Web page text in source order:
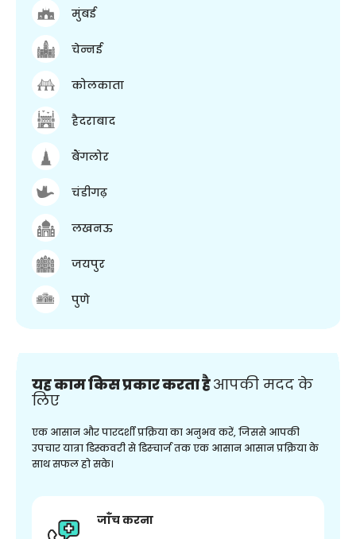
मुंबई
चेन्नई
कोलकाता
हैदराबाद
बैंगलोर
चंडीगढ़
लखनऊ
जयपुर
पुणे
यह काम किस प्रकार करता हैआपकी मदद के
लिए
एक आसान और पारदर्शी प्रक्रिया का अनुभव करें, जिससे आपकी
उपचार यात्रा डिस्कवरी से डिस्चार्ज तक एक आसान आसान प्रक्रिया के
साथ सफल हो सके।
जाँच करना